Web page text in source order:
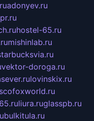
adonyev.ru
hostel-65.ru
mishinlab.ru
vektor-doroga.ru
lovinskix.ru
liura.ruglasspb.ru
bulkitula.ru